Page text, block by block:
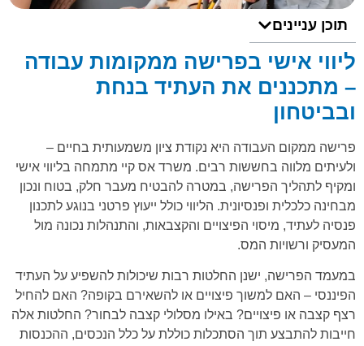
תוכן עניינים
ליווי אישי בפרישה ממקומות עבודה
– מתכננים את העתיד בנחת
ובביטחון
פרישה ממקום העבודה היא נקודת ציון משמעותית בחיים –
ולעיתים מלווה בחששות רבים. משרד אס קיי מתמחה בליווי אישי
ומקיף לתהליך הפרישה, במטרה להבטיח מעבר חלק, בטוח ונכון
מבחינה כלכלית ופנסיונית. הליווי כולל ייעוץ פרטני בנוגע לתכנון
פנסיה לעתיד, מיסוי הפיצויים והקצבאות, והתנהלות נכונה מול
המעסיק ורשויות המס.
במעמד הפרישה, ישנן החלטות רבות שיכולות להשפיע על העתיד
הפיננסי – האם למשוך פיצויים או להשאירם בקופה? האם להחיל
רצף קצבה או פיצויים? באילו מסלולי קצבה לבחור? החלטות אלה
חייבות להתבצע תוך הסתכלות כוללת על כלל הנכסים, ההכנסות